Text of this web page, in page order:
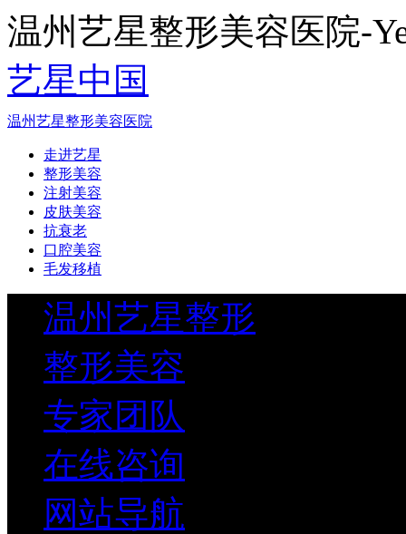
温州艺星整形美容医院-
艺星中国
温州艺星整形美容医院
走进艺星
整形美容
注射美容
皮肤美容
抗衰老
口腔美容
毛发移植
温州艺星整形
整形美容
专家团队
在线咨询
网站导航